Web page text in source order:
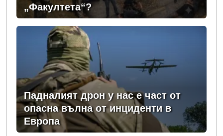
„Факултета“?
Падналият дрон у нас е част от
опасна вълна от инциденти в
Европа